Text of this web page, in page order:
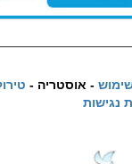
- אוסטריה -
נגישות